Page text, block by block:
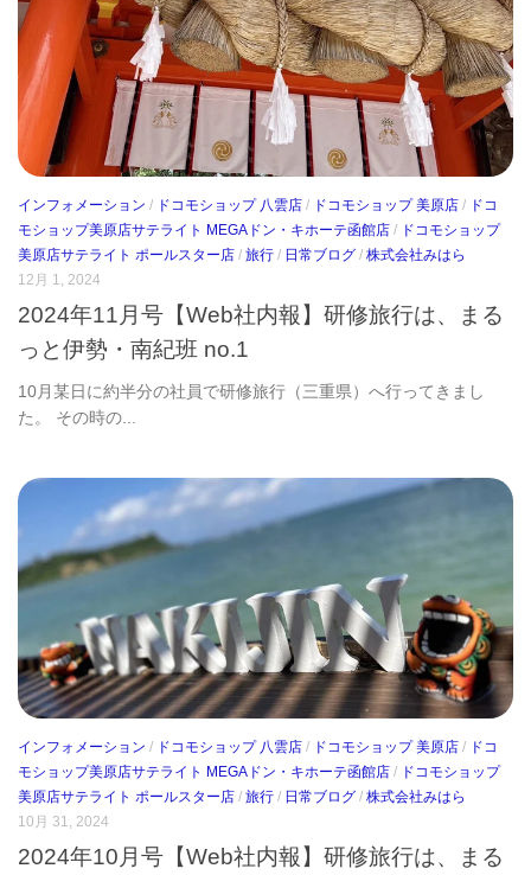
インフォメーション / ドコモショップ 八雲店 / ドコモショップ 美原店 / ドコ
モショップ美原店サテライト MEGAドン・キホーテ函館店 / ドコモショップ
美原店サテライト ポールスター店 / 旅行 / 日常ブログ / 株式会社みはら
12月 1, 2024
2024年11月号【Web社内報】研修旅行は、まる
っと伊勢・南紀班 no.1
10月某日に約半分の社員で研修旅行（三重県）へ行ってきまし
た。 その時の...
インフォメーション / ドコモショップ 八雲店 / ドコモショップ 美原店 / ドコ
モショップ美原店サテライト MEGAドン・キホーテ函館店 / ドコモショップ
美原店サテライト ポールスター店 / 旅行 / 日常ブログ / 株式会社みはら
10月 31, 2024
2024年10月号【Web社内報】研修旅行は、まる